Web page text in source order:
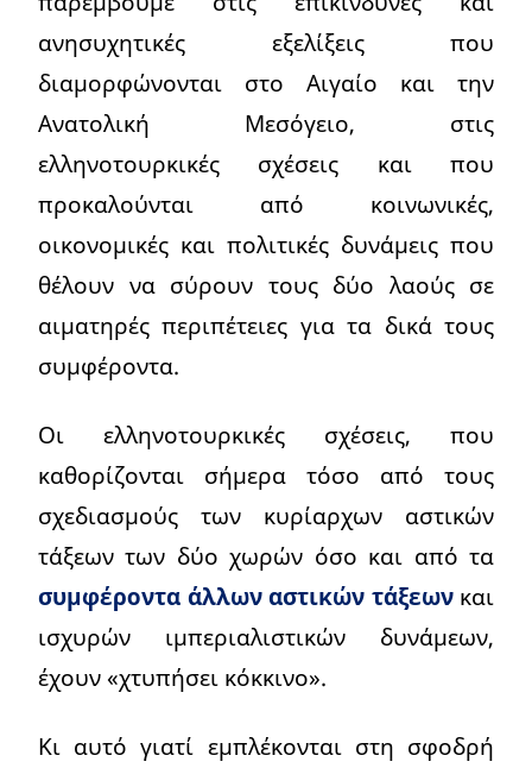
ανησυχητικές εξελίξεις που
διαμορφώνονται στο Αιγαίο και την
Ανατολική Μεσόγειο, στις
ελληνοτουρκικές σχέσεις και που
προκαλούνται από κοινωνικές,
οικονομικές και πολιτικές δυνάμεις που
θέλουν να σύρουν τους δύο λαούς σε
αιματηρές περιπέτειες για τα δικά τους
συμφέροντα.
Οι ελληνοτουρκικές σχέσεις, που
καθορίζονται σήμερα τόσο από τους
σχεδιασμούς των κυρίαρχων αστικών
τάξεων των δύο χωρών όσο και από τα
συμφέροντα άλλων αστικών τάξεωνκαι
ισχυρών ιμπεριαλιστικών δυνάμεων,
έχουν «χτυπήσει κόκκινο».
Κι αυτό γιατί εμπλέκονται στη σφοδρή